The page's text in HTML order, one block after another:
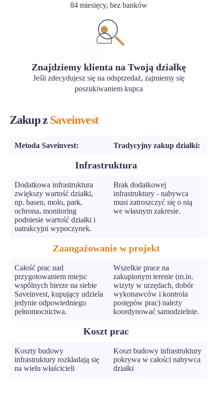
84 miesięcy, bez banków
Znajdziemy klienta na Twoją działkę
Jeśli zdecydujesz się na odsprzedaż, zajmiemy się
poszukiwaniem kupca
Zakup z Saveinvest
Metoda Saveinvest: Tradycyjny zakup działki:
Infrastruktura
Dodatkowa infrastruktura
zwiększy wartość działki,
np. basen, molo, park,
ochrona, monitoring
podniesie wartość działki i
uatrakcyjni wypoczynek.
Brak dodatkowej
infrastruktury - nabywca
musi zatroszczyć się o nią
we własnym zakresie.
Zaangażowanie w projekt
Całość prac nad
przygotowaniem miejsc
wspólnych bierze na siebie
Saveinvest, kupujący udziela
jedynie odpowiedniego
pełnomocnictwa.
Wszelkie prace na
zakupionym terenie (m.in.
wizyty w urzędach, dobór
wykonawców i kontrola
postępów prac) należy
koordynować samodzielnie.
Koszt prac
Koszty budowy
infrastruktury rozkładają się
na wielu właścicieli
Koszt budowy infrastruktury
pokrywa w całości nabywca
działki